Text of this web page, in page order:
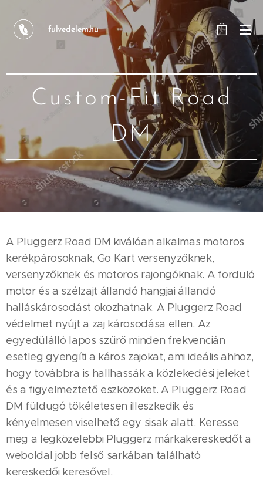
fulvedelem.hu
Custom-Fit Road
DM
A Pluggerz Road DM kiválóan alkalmas motoros
kerékpárosoknak, Go Kart versenyzőknek,
versenyzőknek és motoros rajongóknak. A forduló
motor és a szélzajt állandó hangjai állandó
halláskárosodást okozhatnak. A Pluggerz Road
védelmet nyújt a zaj károsodása ellen. Az
egyedülálló lapos szűrő minden frekvencián
esetleg gyengíti a káros zajokat, ami ideális ahhoz,
hogy továbbra is hallhassák a közlekedési jeleket
és a figyelmeztető eszközöket. A Pluggerz Road
DM füldugó tökéletesen illeszkedik és
kényelmesen viselhető egy sisak alatt. Keresse
meg a legközelebbi Pluggerz márkakereskedőt a
weboldal jobb felső sarkában található
kereskedői keresővel.